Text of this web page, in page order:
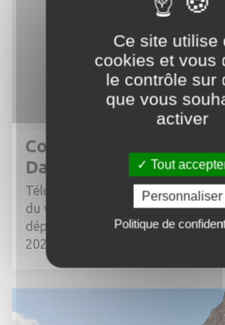
Covoiturage : choisissez
Daily
Téléchargez l'application
du voyage ! Alpes d'Azur prend en
déplacements en covoiturage
2025.
Ce site utilise
cookies et vous
le contrôle sur
que vous
activer
Tout
Personnaliser
Politique de